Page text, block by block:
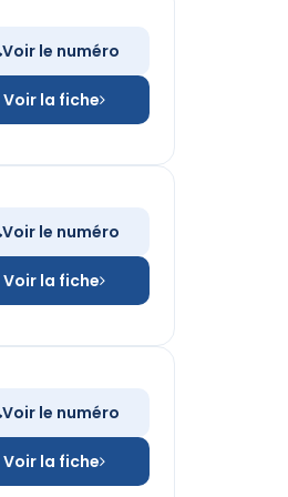
Voir le numéro
Voir la fiche
Voir le numéro
Voir la fiche
Voir le numéro
Voir la fiche